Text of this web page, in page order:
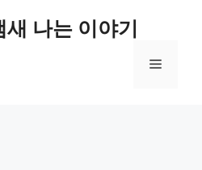
나는 이야기
메